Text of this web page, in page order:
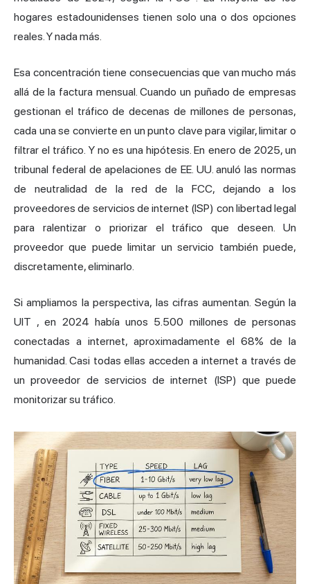
hogares estadounidenses tienen solo una o dos opciones
reales. Y nada más.
Esa concentración tiene consecuencias que van mucho más
allá de la factura mensual. Cuando un puñado de empresas
gestionan el tráfico de decenas de millones de personas,
cada una se convierte en un punto clave para vigilar, limitar o
filtrar el tráfico. Y no es una hipótesis. En enero de 2025, un
tribunal federal de apelaciones de EE. UU. anuló las normas
de neutralidad de la red de la FCC, dejando a los
proveedores de servicios de internet (ISP) con libertad legal
para ralentizar o priorizar el tráfico que deseen. Un
proveedor que puede limitar un servicio también puede,
discretamente, eliminarlo.
Si ampliamos la perspectiva, las cifras aumentan. Según la
UIT , en 2024 había unos 5.500 millones de personas
conectadas a internet, aproximadamente el 68% de la
humanidad. Casi todas ellas acceden a internet a través de
un proveedor de servicios de internet (ISP) que puede
monitorizar su tráfico.